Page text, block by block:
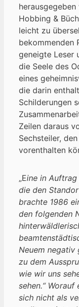
Hobbing &
leicht zu
bekommenden
geneigte Leser
die Seele des
eines
die darin
Schilderungen
Zeilen daraus
Sechsteiler,
vorenthalten
„Eine in
die den
brachte 1986
den folgenden
Neuem negativ
zu dem
wie wir uns
sehen.“
sich nicht als